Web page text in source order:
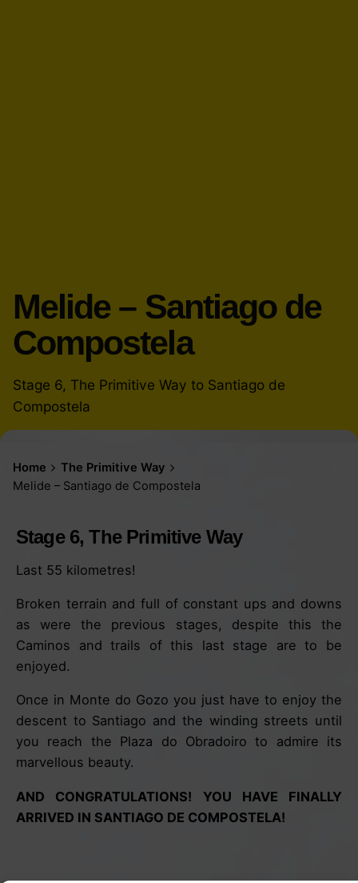
Melide – Santiago de
Compostela
Stage 6, The Primitive Way to Santiago de
Compostela
Home
The Primitive Way
Melide – Santiago de Compostela
Stage 6, The Primitive Way
Last 55 kilometres!
Broken terrain and full of constant ups and downs
as were the previous stages, despite this the
Caminos and trails of this last stage are to be
enjoyed.
Once in Monte do Gozo you just have to enjoy the
descent to Santiago and the winding streets until
you reach the Plaza do Obradoiro to admire its
marvellous beauty.
AND CONGRATULATIONS! YOU HAVE FINALLY
ARRIVED IN SANTIAGO DE COMPOSTELA!